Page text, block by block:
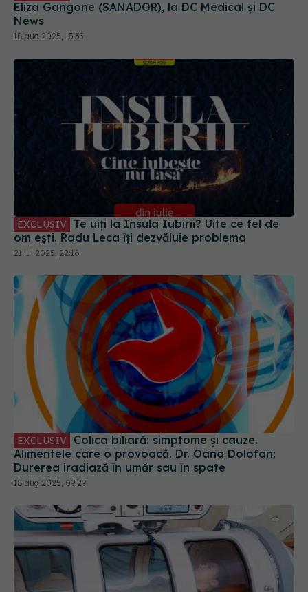
News
18 aug 2025, 13:35
EXCLUSIV Te uiți la Insula Iubirii? Uite ce fel de
om ești. Radu Leca îți dezvăluie problema
21 iul 2025, 22:16
EXCLUSIV Colica biliară: simptome și cauze.
Alimentele care o provoacă. Dr. Oana Dolofan:
Durerea iradiază în umăr sau în spate
18 aug 2025, 09:29